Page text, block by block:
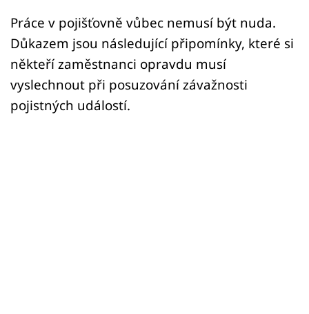
Sledujte nás
Práce v pojišťovně vůbec nemusí být nuda.
Důkazem jsou následující připomínky, které si
někteří zaměstnanci opravdu musí
vyslechnout při posuzování závažnosti
pojistných událostí.